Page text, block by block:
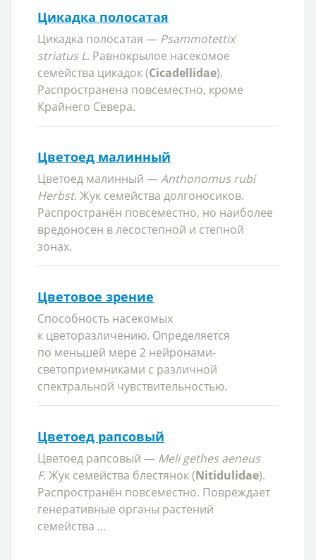
Цикадка полосатая
Цикадка полосатая — Psammotettix
striatus L. Равнокрылое насекомое
семейства цикадок (Cicadellidae).
Распространена повсеместно, кроме
Крайнего Севера.
Цветоед малинный
Цветоед малинный —Anthonomus rubi
Herbst. Жук семейства долгоносиков.
Распространён повсеместно, но наиболее
вредоносен в лесостепной и степной
зонах.
Цветовое зрение
Способность насекомых
к цветоразличению. Определяется
по меньшей мере 2 нейронами-
светоприемниками с различной
спектральной чувствительностью.
Цветоед рапсовый
Цветоед рапсовый — Meli gethes aeneus
F. Жук семейства блестянок (Nitidulidae).
Распространён повсеместно. Повреждает
генеративные органы растений
семейства ...